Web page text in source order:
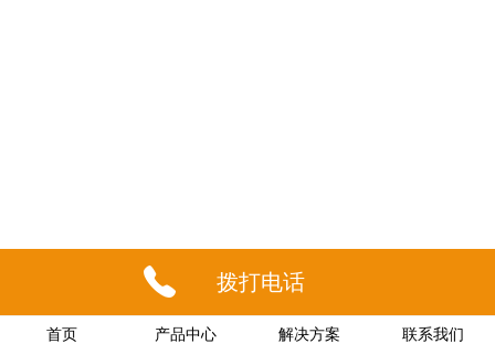
首页 产品中心 解决方案 联系我们
拨打电话